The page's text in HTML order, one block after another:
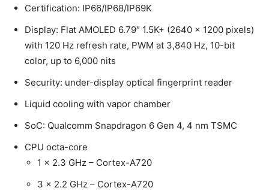
Certification: IP66/IP68/IP69K
Display: Flat AMOLED 6.79″ 1.5K+ (2640 x 1200 pixels)
with 120 Hz refresh rate, PWM at 3,840 Hz, 10-bit
color, up to 6,000 nits
Security: under-display optical fingerprint reader
Liquid cooling with vapor chamber
SoC: Qualcomm Snapdragon 6 Gen 4, 4 nm TSMC
CPU octa-core
1 x 2.3 GHz – Cortex-A720
3 x 2.2 GHz – Cortex-A720